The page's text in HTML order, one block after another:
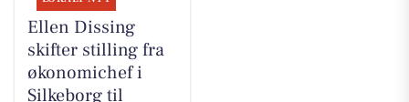
Ellen Dissing
skifter stilling fra
økonomichef i
Silkeborg til